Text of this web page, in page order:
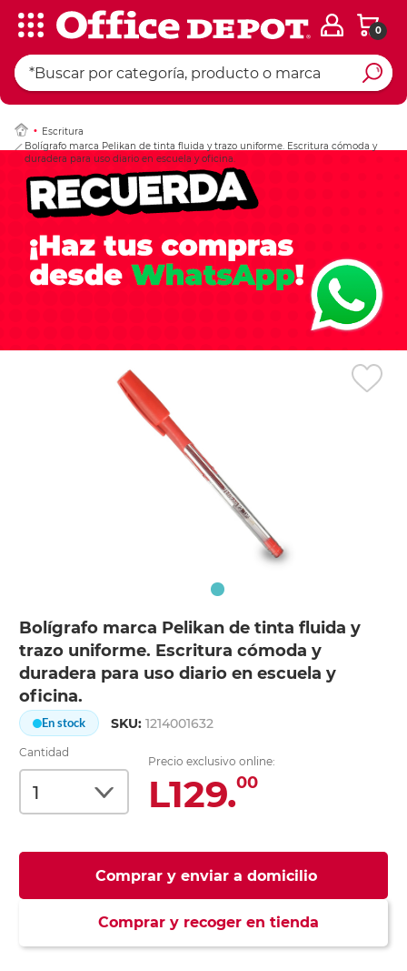
0
Escritura
Bolígrafo marca Pelikan de tinta fluida y trazo uniforme. Escritura cómoda y
duradera para uso diario en escuela y oficina.
Bolígrafo marca Pelikan de tinta fluida y
trazo uniforme. Escritura cómoda y
duradera para uso diario en escuela y
oficina.
En stock SKU:1214001632
Cantidad
Precio exclusivo online:
L129.00
Comprar y enviar a domicilio
Comprar y recoger en tienda
Ingresar Codigo